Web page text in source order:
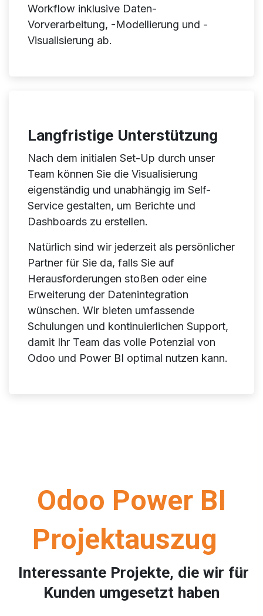
Workflow inklusive Daten-
Vorverarbeitung, -Modellierung und -
Visualisierung ab.
Langfristige Unterstützung
Nach dem initialen Set-Up durch unser
Team können Sie die Visualisierung
eigenständig und unabhängig im Self-
Service gestalten, um Berichte und
Dashboards zu erstellen.
Natürlich sind wir jederzeit als persönlicher
Partner für Sie da, falls Sie auf
Herausforderungen stoßen oder eine
Erweiterung der Datenintegration
wünschen. Wir bieten umfassende
Schulungen und kontinuierlichen Support,
damit Ihr Team das volle Potenzial von
Odoo und Power BI optimal nutzen kann.
Odoo Power BI
Projektauszug
Interessante Projekte, die wir für
Kunden umgesetzt haben